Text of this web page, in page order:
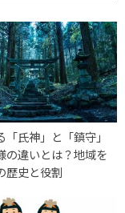
「氏神」と「鎮守」
の違いとは？地域を
歴史と役割